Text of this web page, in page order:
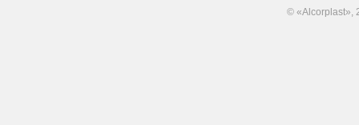
© «Alcorplast»,